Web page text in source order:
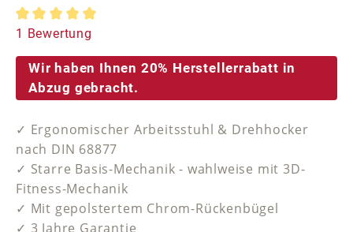
Durchschnittliche Bewertung von 5 von 5 Sternen
1 Bewertung
Wir haben Ihnen 20% Herstellerrabatt in
Abzug gebracht.
✓ Ergonomischer Arbeitsstuhl & Drehhocker
nach DIN 68877
✓ Starre Basis-Mechanik - wahlweise mit 3D-
Fitness-Mechanik
✓ Mit gepolstertem Chrom-Rückenbügel
✓ 3 Jahre Garantie